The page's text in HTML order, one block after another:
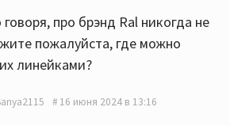
про брэнд Ral никогда не
пожалуйста, где можно
линейками?
16 июня 2024 в 13:16